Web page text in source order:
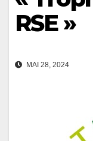
RSE »
MAI 28, 2024